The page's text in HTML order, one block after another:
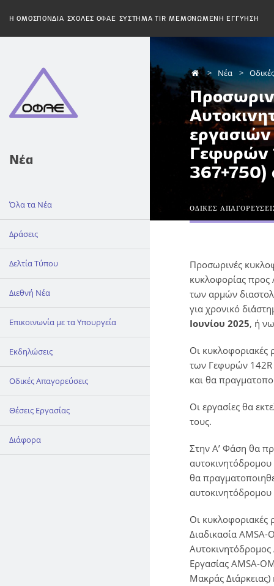
H ΟΜΟΣΠΟΝΔΙΑ ΣΧΟΛΕΣ ΟΦΑΕ ΣΥΣΤΗΜΑ TIR ΜΕΜΟΝΩΜΕΝΗ ΕΓΓΥΗΣΗ
Νέα
Όλα τα Νέα
Δράσεις
Δελτία Τύπου
Διεθνή Νέα
Επικοινωνία με τα Υπουργεία
Εκδηλώσεις
Οδικές Απαγορεύσεις
Θέσεις Εργασίας
Διάφορα
Νέα
Γεφυρών
367+750)
ΟΔΙΚΕΣ
Προσωρινές
κυκλοφορίας προς
των αρμών
για χρονικό
Ιουνίου 2025, ή
Οι κυκλοφοριακές
των Γεφυρών 142R
και θα
Οι εργασίες θα
τους.
Στην Α’ Φάση θα
θα
αυτοκινητόδρομου
Οι κυκλοφοριακές
Διαδικασία AMSA-
Αυτοκινητόδρομος
Εργασίας AMSA-
Μακράς